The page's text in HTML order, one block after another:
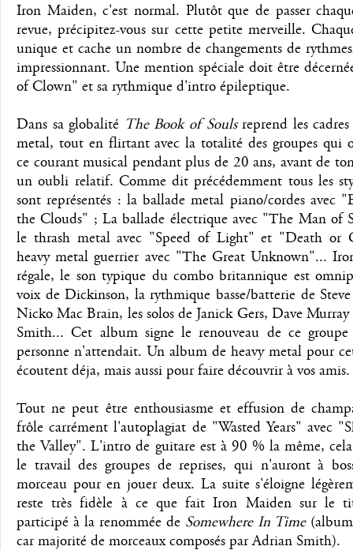
Iron Maiden, c'est normal. Plutôt que de passer
revue, précipitez-vous sur cette petite merveille.
unique et cache un nombre de changements de
impressionnant. Une mention spéciale doit être
of Clown" et sa rythmique d'intro épileptique.
Dans sa globalité The Book of Soulsreprend les
metal, tout en flirtant avec la totalité des groupes qui
ce courant musical pendant plus de 20 ans, avant de
un oubli relatif. Comme dit précédemment tous les
sont représentés : la ballade metal piano/cordes avec
the Clouds" ; La ballade électrique avec "The Man of
le thrash metal avec "Speed of Light" et "Death or
heavy metal guerrier avec "The Great Unknown"...
régale, le son typique du combo britannique est
voix de Dickinson, la rythmique basse/batterie de
Nicko Mac Brain, les solos de Janick Gers, Dave
Smith... Cet album signe le renouveau de ce
personne n'attendait. Un album de heavy metal pour
écoutent déja, mais aussi pour faire découvrir à vos amis.
Tout ne peut être enthousiasme et effusion de
frôle carrément l'autoplagiat de "Wasted Years" avec
the Valley". L'intro de guitare est à 90 % la même,
le travail des groupes de reprises, qui n'auront à
morceau pour en jouer deux. La suite s'éloigne
reste très fidèle à ce que fait Iron Maiden sur le
participé à la renommée de Somewhere In Time
car majorité de morceaux composés par Adrian Smith).